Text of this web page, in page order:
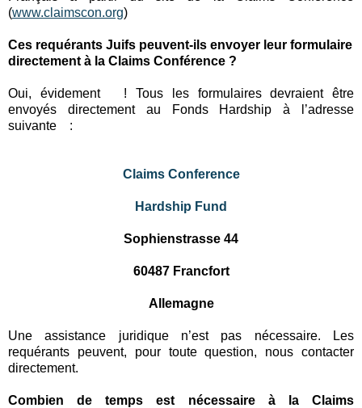
(www.claimscon.org)
Ces requérants Juifs peuvent-ils envoyer leur formulaire
directement à la Claims Conférence ?
Oui, évidement ! Tous les formulaires devraient être
envoyés directement au Fonds Hardship à l’adresse
suivante :
Claims Conference
Hardship Fund
Sophienstrasse 44
60487 Francfort
Allemagne
Une assistance juridique n’est pas nécessaire. Les
requérants peuvent, pour toute question, nous contacter
directement.
Combien de temps est nécessaire à la Claims